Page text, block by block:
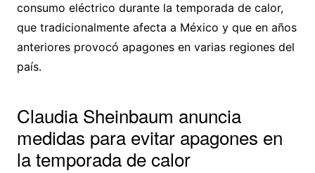
consumo eléctrico durante la temporada de calor,
que tradicionalmente afecta a México y que en años
anteriores provocó apagones en varias regiones del
país.
Claudia Sheinbaum anuncia
medidas para evitar apagones en
la temporada de calor